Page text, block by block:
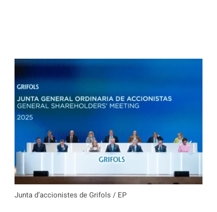
Junta d’accionistes de Grifols / EP